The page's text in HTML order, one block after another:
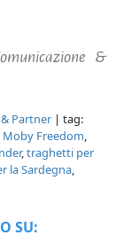
&
Partner | tag:
Moby Freedom,
,traghetti per
la Sardegna,
SU: